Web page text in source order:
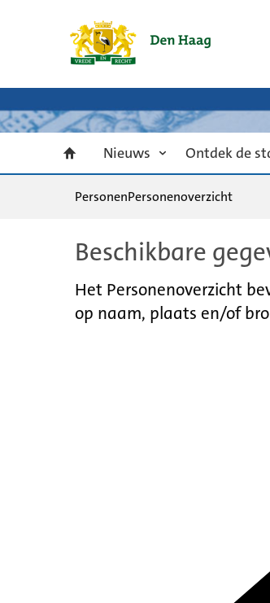
Nieuws Ontdek de
PersonenPersonenoverzicht
Beschikbare
Het Personenoverzicht
op naam, plaats en/of